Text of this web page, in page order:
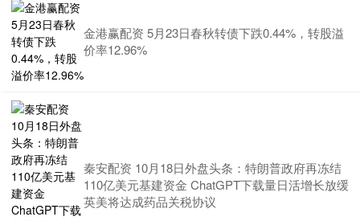
金港赢配资 5月23日春秋转债下跌0.44%，转股溢
价率12.96%
秦安配资 10月18日外盘头条：特朗普政府再冻结
110亿美元基建资金 ChatGPT下载量日活增长放缓
英美将达成药品关税协议